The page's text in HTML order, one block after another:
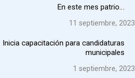
En este mes patrio…
11 septiembre, 2023
Inicia capacitación para candidaturas
municipales
1 septiembre, 2023